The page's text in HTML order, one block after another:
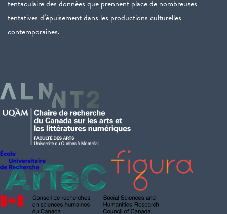
tentaculaire des données que prennent place de nombreuses
tentatives d’épuisement dans les productions culturelles
contemporaines.